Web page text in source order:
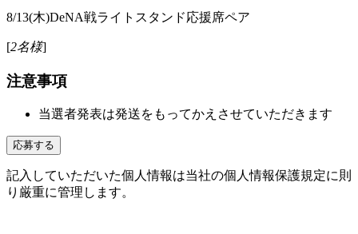
8/13(木)DeNA戦ライトスタンド応援席ペア
[2名様]
注意事項
当選者発表は発送をもってかえさせていただきます
記入していただいた個人情報は当社の個人情報保護規定に則
り厳重に管理します。